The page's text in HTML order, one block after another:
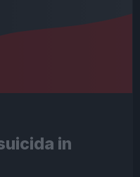
in